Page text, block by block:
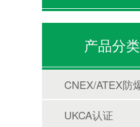
产品分类
UKCA认证